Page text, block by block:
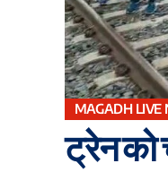
MAGADH LIVE
ट्रेन को